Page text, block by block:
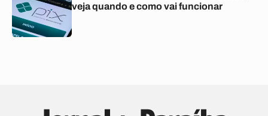
veja quando e como vai funcionar